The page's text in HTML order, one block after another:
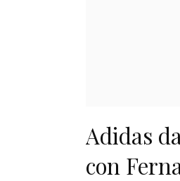
Adidas
con